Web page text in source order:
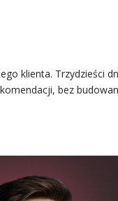
klienta. Trzydzieści
bez